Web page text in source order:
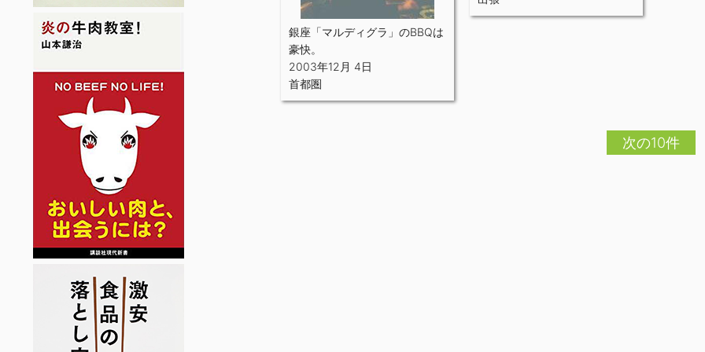
銀座「マルディグラ」のBBQは
豪快。
2003年12月 4日
首都圏
次の10件